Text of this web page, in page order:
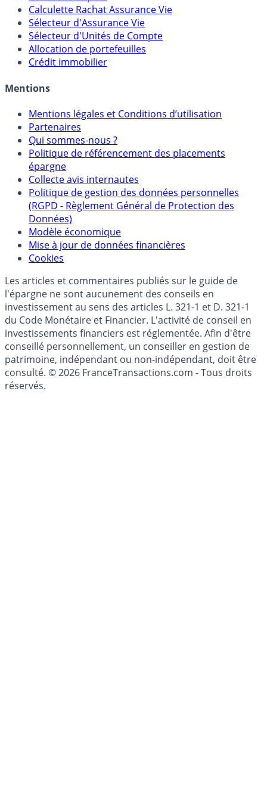
Calculateur d'intérêts
Calculette Impôts
Calculette Rachat Assurance Vie
Sélecteur d'Assurance Vie
Sélecteur d'Unités de Compte
Crédit immobilier
Mentions
Mentions légales et Conditions d’utilisation
Partenaires
Qui sommes-nous ?
Politique de référencement des placements
épargne
Collecte avis internautes
Politique de gestion des données personnelles
(RGPD - Règlement Général de Protection des
Données)
Modèle économique
Cookies
Les articles et commentaires publiés sur le guide de
l'épargne ne sont aucunement des conseils en
investissement au sens des articles L. 321-1 et D. 321-1
du Code Monétaire et Financier. L'activité de conseil en
investissements financiers est réglementée. Afin d'être
conseillé personnellement, un conseiller en gestion de
patrimoine, indépendant ou non-indépendant, doit être